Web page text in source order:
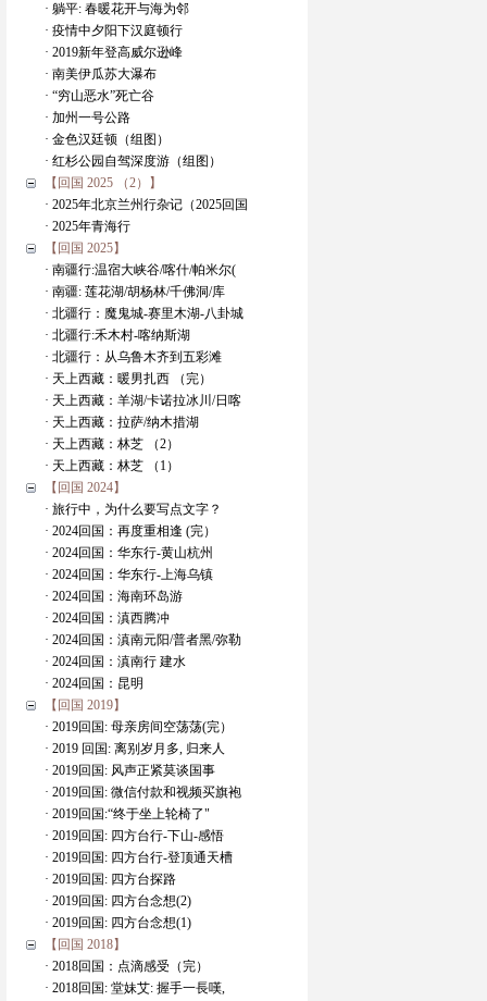
· 躺平: 春暖花开与海为邻
· 疫情中夕阳下汉庭顿行
· 2019新年登高威尔逊峰
· 南美伊瓜苏大瀑布
· “穷山恶水”死亡谷
· 加州一号公路
· 金色汉廷顿（组图）
· 红杉公园自驾深度游（组图）
【回国 2025 （2）】
· 2025年北京兰州行杂记（2025回国
· 2025年青海行
【回国 2025】
· 南疆行:温宿大峡谷/喀什/帕米尔(
· 南疆: 莲花湖/胡杨林/千佛洞/库
· 北疆行：魔鬼城-赛里木湖-八卦城
· 北疆行:禾木村-喀纳斯湖
· 北疆行：从乌鲁木齐到五彩滩
· 天上西藏：暖男扎西 （完）
· 天上西藏：羊湖/卡诺拉冰川/日喀
· 天上西藏：拉萨/纳木措湖
· 天上西藏：林芝 （2）
· 天上西藏：林芝 （1）
【回国 2024】
· 旅行中，为什么要写点文字？
· 2024回国：再度重相逢 (完）
· 2024回国：华东行-黄山杭州
· 2024回国：华东行-上海乌镇
· 2024回国：海南环岛游
· 2024回国：滇西腾冲
· 2024回国：滇南元阳/普者黑/弥勒
· 2024回国：滇南行 建水
· 2024回国：昆明
【回国 2019】
· 2019回国: 母亲房间空荡荡(完）
· 2019 回国: 离别岁月多, 归来人
· 2019回国: 风声正紧莫谈国事
· 2019回国: 微信付款和视频买旗袍
· 2019回国:“终于坐上轮椅了"
· 2019回国: 四方台行-下山-感悟
· 2019回国: 四方台行-登顶通天槽
· 2019回国: 四方台探路
· 2019回国: 四方台念想(2)
· 2019回国: 四方台念想(1)
【回国 2018】
· 2018回国：点滴感受（完）
· 2018回国: 堂妹艾: 握手一長嘆,